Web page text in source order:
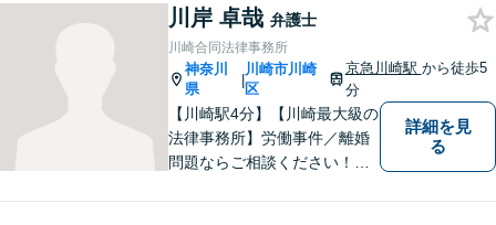
事故／相続／離婚／労働／債
務整理／刑事事件／企業法務
など、幅広く対応。【当日／
夜間／休日対応可能】お気軽
にご相談下さい。
川岸 卓哉 弁護士
川崎合同法律事務所
神奈川
県
|
川崎市川崎
区
京急川崎駅 から徒歩5
分
【川崎駅4分】【川崎最大級の
法律事務所】労働事件／離婚
問題ならご相談ください！労
詳細を見
る